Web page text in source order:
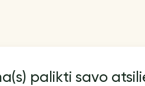
palikti savo